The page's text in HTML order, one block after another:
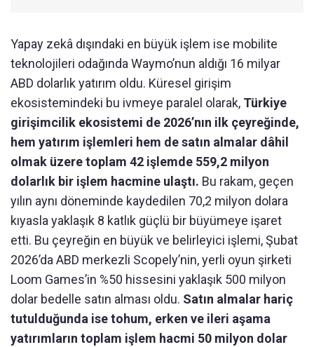
Yapay zekâ dışındaki en büyük işlem ise mobilite
teknolojileri odağında Waymo’nun aldığı 16 milyar
ABD dolarlık yatırım oldu. Küresel girişim
ekosistemindeki bu ivmeye paralel olarak, Türkiye
girişimcilik ekosistemi de 2026’nın ilk çeyreğinde,
hem yatırım işlemleri hem de satın almalar dâhil
olmak üzere toplam 42 işlemde 559,2 milyon
dolarlık bir işlem hacmine ulaştı. Bu rakam, geçen
yılın aynı döneminde kaydedilen 70,2 milyon dolara
kıyasla yaklaşık 8 katlık güçlü bir büyümeye işaret
etti. Bu çeyreğin en büyük ve belirleyici işlemi, Şubat
2026’da ABD merkezli Scopely’nin, yerli oyun şirketi
Loom Games’in %50 hissesini yaklaşık 500 milyon
dolar bedelle satın alması oldu. Satın almalar hariç
tutulduğunda ise tohum, erken ve ileri aşama
yatırımların toplam işlem hacmi 50 milyon dolar